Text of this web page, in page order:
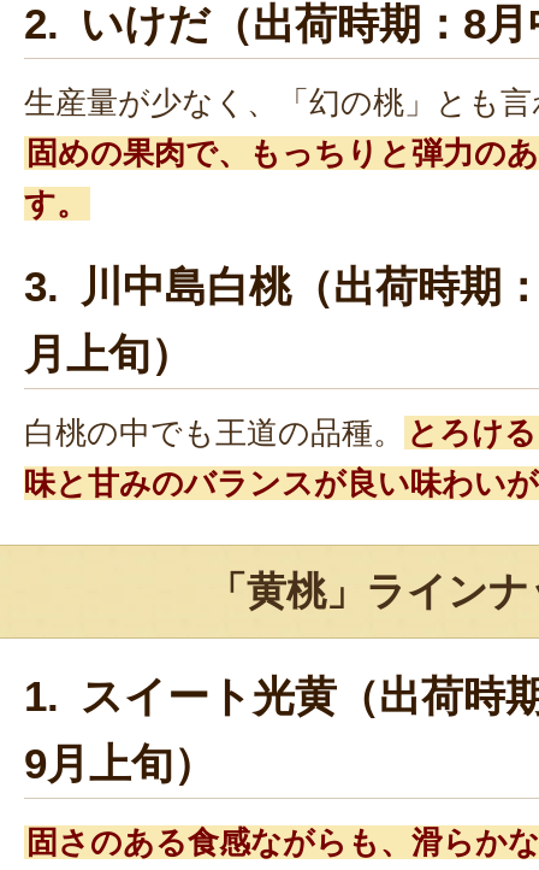
2. いけだ（出荷時期：8月
生産量が少なく、「幻の桃」とも
固めの果肉で、もっちりと弾力の
す。
3. 川中島白桃（出荷時期
月上旬）
白桃の中でも王道の品種。
とろけ
味と甘みのバランスが良い味わい
「黄桃」ライン
1. スイート光黄（出荷時
9月上旬）
固さのある食感ながらも、滑らか